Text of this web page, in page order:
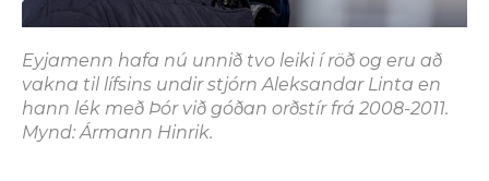
Eyjamenn hafa nú unnið tvo leiki í röð og eru að
vakna til lífsins undir stjórn Aleksandar Linta en
hann lék með Þór við góðan orðstír frá 2008-2011.
Mynd: Ármann Hinrik.